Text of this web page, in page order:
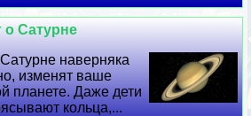
о Сатурне
наверняка
изменят ваше
планете. Даже дети
кольца,...